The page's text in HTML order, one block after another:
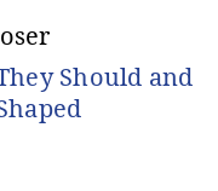
Should and